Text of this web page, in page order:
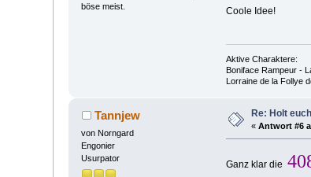
böse meist.
Coole Idee!
Aktive Charaktere:
Boniface Rampeur -
Lorraine de la Follye
Tannjew
von Norngard
Engonier
Usurpator
Re: Holt
«Antwort #6
Ganz klar die